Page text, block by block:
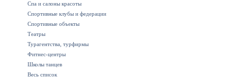
Спа и салоны красоты
Спортивные клубы и федерации
Спортивные объекты
Театры
Турагентства, турфирмы
Фитнес-центры
Школы танцев
Весь список